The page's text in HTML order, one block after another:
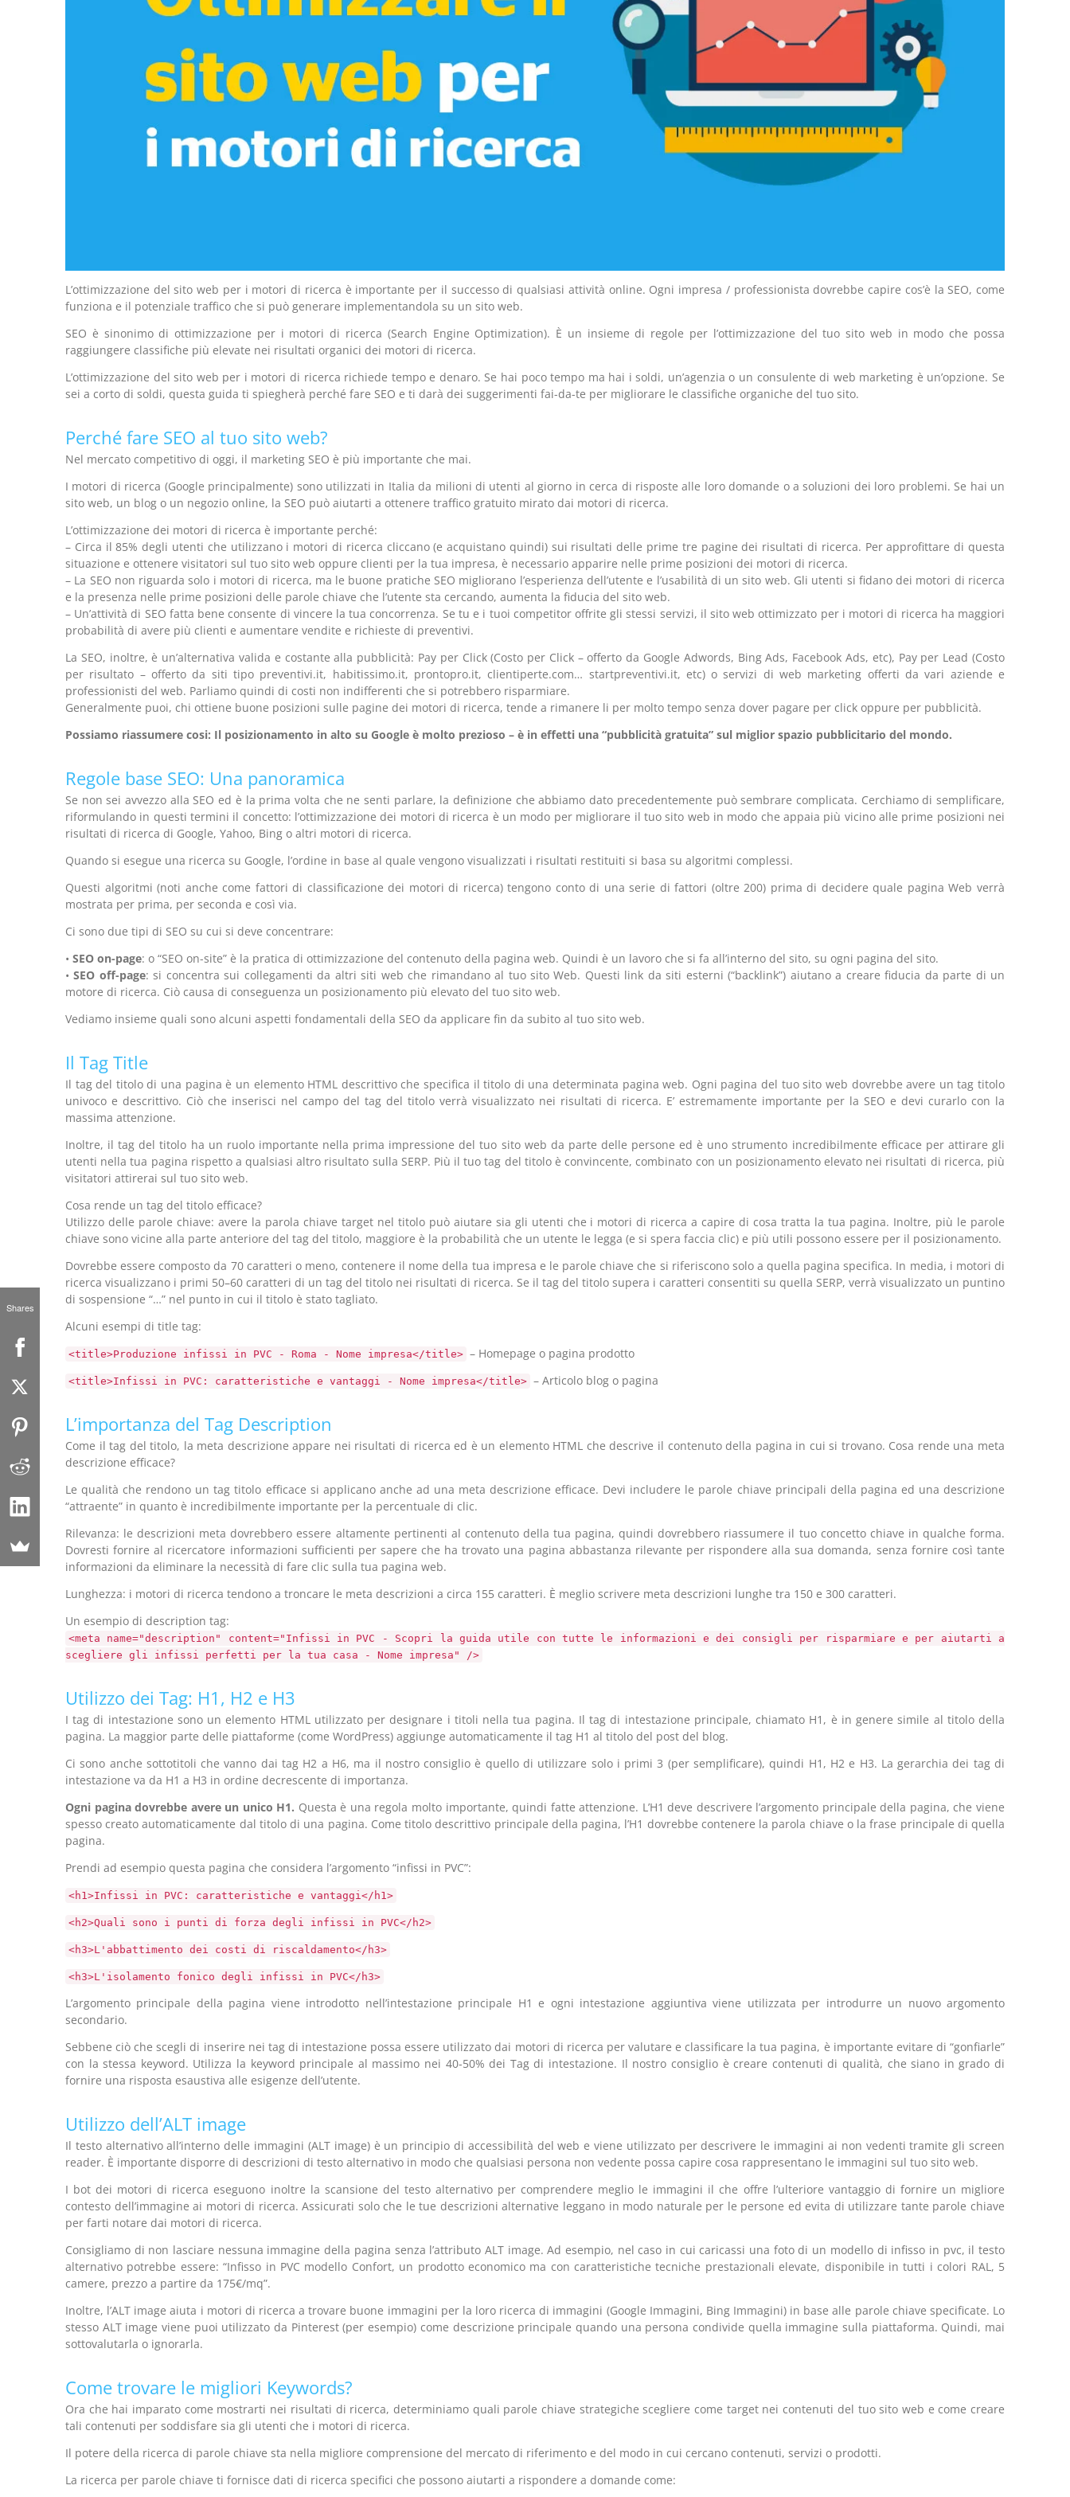
L’ottimizzazione del sito web per i motori di ricerca è importante per il successo di qualsiasi attività online. Ogni impresa / professionista dovrebbe capire cos’è la SEO, come
funziona e il potenziale traffico che si può generare implementandola su un sito web.
SEO è sinonimo di ottimizzazione per i motori di ricerca (Search Engine Optimization). È un insieme di regole per l’ottimizzazione del tuo sito web in modo che possa
raggiungere classifiche più elevate nei risultati organici dei motori di ricerca.
L’ottimizzazione del sito web per i motori di ricerca richiede tempo e denaro. Se hai poco tempo ma hai i soldi, un’agenzia o un consulente di web marketing è un’opzione. Se
sei a corto di soldi, questa guida ti spiegherà perché fare SEO e ti darà dei suggerimenti fai-da-te per migliorare le classifiche organiche del tuo sito.
Perché fare SEO al tuo sito web?
Nel mercato competitivo di oggi, il marketing SEO è più importante che mai.
I motori di ricerca (Google principalmente) sono utilizzati in Italia da milioni di utenti al giorno in cerca di risposte alle loro domande o a soluzioni dei loro problemi. Se hai un
sito web, un blog o un negozio online, la SEO può aiutarti a ottenere traffico gratuito mirato dai motori di ricerca.
L’ottimizzazione dei motori di ricerca è importante perché:
– Circa il 85% degli utenti che utilizzano i motori di ricerca cliccano (e acquistano quindi) sui risultati delle prime tre pagine dei risultati di ricerca. Per approfittare di questa
situazione e ottenere visitatori sul tuo sito web oppure clienti per la tua impresa, è necessario apparire nelle prime posizioni dei motori di ricerca.
– La SEO non riguarda solo i motori di ricerca, ma le buone pratiche SEO migliorano l’esperienza dell’utente e l’usabilità di un sito web. Gli utenti si fidano dei motori di ricerca
e la presenza nelle prime posizioni delle parole chiave che l’utente sta cercando, aumenta la fiducia del sito web.
– Un’attività di SEO fatta bene consente di vincere la tua concorrenza. Se tu e i tuoi competitor offrite gli stessi servizi, il sito web ottimizzato per i motori di ricerca ha maggiori
probabilità di avere più clienti e aumentare vendite e richieste di preventivi.
La SEO, inoltre, è un’alternativa valida e costante alla pubblicità: Pay per Click (Costo per Click – offerto da Google Adwords, Bing Ads, Facebook Ads, etc), Pay per Lead (Costo
per risultato – offerto da siti tipo preventivi.it, habitissimo.it, prontopro.it, clientiperte.com… startpreventivi.it, etc) o servizi di web marketing offerti da vari aziende e
professionisti del web. Parliamo quindi di costi non indifferenti che si potrebbero risparmiare.
Generalmente puoi, chi ottiene buone posizioni sulle pagine dei motori di ricerca, tende a rimanere li per molto tempo senza dover pagare per click oppure per pubblicità.
Possiamo riassumere cosi: Il posizionamento in alto su Google è molto prezioso – è in effetti una “pubblicità gratuita” sul miglior spazio pubblicitario del mondo.
Regole base SEO: Una panoramica
Se non sei avvezzo alla SEO ed è la prima volta che ne senti parlare, la definizione che abbiamo dato precedentemente può sembrare complicata. Cerchiamo di semplificare,
riformulando in questi termini il concetto: l’ottimizzazione dei motori di ricerca è un modo per migliorare il tuo sito web in modo che appaia più vicino alle prime posizioni nei
risultati di ricerca di Google, Yahoo, Bing o altri motori di ricerca.
Quando si esegue una ricerca su Google, l’ordine in base al quale vengono visualizzati i risultati restituiti si basa su algoritmi complessi.
Questi algoritmi (noti anche come fattori di classificazione dei motori di ricerca) tengono conto di una serie di fattori (oltre 200) prima di decidere quale pagina Web verrà
mostrata per prima, per seconda e così via.
Ci sono due tipi di SEO su cui si deve concentrare:
• SEO on-page: o “SEO on-site” è la pratica di ottimizzazione del contenuto della pagina web. Quindi è un lavoro che si fa all’interno del sito, su ogni pagina del sito.
•SEO off-page: si concentra sui collegamenti da altri siti web che rimandano al tuo sito Web. Questi link da siti esterni (“backlink”) aiutano a creare fiducia da parte di un
motore di ricerca. Ciò causa di conseguenza un posizionamento più elevato del tuo sito web.
Vediamo insieme quali sono alcuni aspetti fondamentali della SEO da applicare fin da subito al tuo sito web.
Il Tag Title
Il tag del titolo di una pagina è un elemento HTML descrittivo che specifica il titolo di una determinata pagina web. Ogni pagina del tuo sito web dovrebbe avere un tag titolo
univoco e descrittivo. Ciò che inserisci nel campo del tag del titolo verrà visualizzato nei risultati di ricerca. E’ estremamente importante per la SEO e devi curarlo con la
massima attenzione.
Inoltre, il tag del titolo ha un ruolo importante nella prima impressione del tuo sito web da parte delle persone ed è uno strumento incredibilmente efficace per attirare gli
utenti nella tua pagina rispetto a qualsiasi altro risultato sulla SERP. Più il tuo tag del titolo è convincente, combinato con un posizionamento elevato nei risultati di ricerca, più
visitatori attirerai sul tuo sito web.
Cosa rende un tag del titolo efficace?
Utilizzo delle parole chiave: avere la parola chiave target nel titolo può aiutare sia gli utenti che i motori di ricerca a capire di cosa tratta la tua pagina. Inoltre, più le parole
chiave sono vicine alla parte anteriore del tag del titolo, maggiore è la probabilità che un utente le legga (e si spera faccia clic) e più utili possono essere per il posizionamento.
Dovrebbe essere composto da 70 caratteri o meno, contenere il nome della tua impresa e le parole chiave che si riferiscono solo a quella pagina specifica. In media, i motori di
ricerca visualizzano i primi 50–60 caratteri di un tag del titolo nei risultati di ricerca. Se il tag del titolo supera i caratteri consentiti su quella SERP, verrà visualizzato un puntino
di sospensione “…” nel punto in cui il titolo è stato tagliato.
Alcuni esempi di title tag:
<title>Produzione infissi in PVC - Roma - Nome impresa</title> – Homepage o pagina prodotto
<title>Infissi in PVC: caratteristiche e vantaggi - Nome impresa</title> – Articolo blog o pagina
L’importanza del Tag Description
Come il tag del titolo, la meta descrizione appare nei risultati di ricerca ed è un elemento HTML che descrive il contenuto della pagina in cui si trovano. Cosa rende una meta
descrizione efficace?
Le qualità che rendono un tag titolo efficace si applicano anche ad una meta descrizione efficace. Devi includere le parole chiave principali della pagina ed una descrizione
“attraente” in quanto è incredibilmente importante per la percentuale di clic.
Rilevanza: le descrizioni meta dovrebbero essere altamente pertinenti al contenuto della tua pagina, quindi dovrebbero riassumere il tuo concetto chiave in qualche forma.
Dovresti fornire al ricercatore informazioni sufficienti per sapere che ha trovato una pagina abbastanza rilevante per rispondere alla sua domanda, senza fornire così tante
informazioni da eliminare la necessità di fare clic sulla tua pagina web.
Lunghezza: i motori di ricerca tendono a troncare le meta descrizioni a circa 155 caratteri. È meglio scrivere meta descrizioni lunghe tra 150 e 300 caratteri.
Un esempio di description tag:
<meta name="description" content="Infissi in PVC - Scopri la guida utile con tutte le informazioni e dei consigli per risparmiare e per aiutarti a
scegliere gli infissi perfetti per la tua casa - Nome impresa" />
Utilizzo dei Tag: H1, H2 e H3
I tag di intestazione sono un elemento HTML utilizzato per designare i titoli nella tua pagina. Il tag di intestazione principale, chiamato H1, è in genere simile al titolo della
pagina. La maggior parte delle piattaforme (come WordPress) aggiunge automaticamente il tag H1 al titolo del post del blog.
Ci sono anche sottotitoli che vanno dai tag H2 a H6, ma il nostro consiglio è quello di utilizzare solo i primi 3 (per semplificare), quindi H1, H2 e H3. La gerarchia dei tag di
intestazione va da H1 a H3 in ordine decrescente di importanza.
Ogni pagina dovrebbe avere un unico H1. Questa è una regola molto importante, quindi fatte attenzione. L’H1 deve descrivere l’argomento principale della pagina, che viene
spesso creato automaticamente dal titolo di una pagina. Come titolo descrittivo principale della pagina, l’H1 dovrebbe contenere la parola chiave o la frase principale di quella
pagina.
Prendi ad esempio questa pagina che considera l’argomento “infissi in PVC”:
<h1>Infissi in PVC: caratteristiche e vantaggi</h1>
<h2>Quali sono i punti di forza degli infissi in PVC</h2>
<h3>L'abbattimento dei costi di riscaldamento</h3>
<h3>L'isolamento fonico degli infissi in PVC</h3>
L’argomento principale della pagina viene introdotto nell’intestazione principale H1 e ogni intestazione aggiuntiva viene utilizzata per introdurre un nuovo argomento
secondario.
Sebbene ciò che scegli di inserire nei tag di intestazione possa essere utilizzato dai motori di ricerca per valutare e classificare la tua pagina, è importante evitare di “gonfiarle”
con la stessa keyword. Utilizza la keyword principale al massimo nei 40-50% dei Tag di intestazione. Il nostro consiglio è creare contenuti di qualità, che siano in grado di
fornire una risposta esaustiva alle esigenze dell’utente.
Utilizzo dell’ALT image
Il testo alternativo all’interno delle immagini (ALT image) è un principio di accessibilità del web e viene utilizzato per descrivere le immagini ai non vedenti tramite gli screen
reader. È importante disporre di descrizioni di testo alternativo in modo che qualsiasi persona non vedente possa capire cosa rappresentano le immagini sul tuo sito web.
I bot dei motori di ricerca eseguono inoltre la scansione del testo alternativo per comprendere meglio le immagini il che offre l’ulteriore vantaggio di fornire un migliore
contesto dell’immagine ai motori di ricerca. Assicurati solo che le tue descrizioni alternative leggano in modo naturale per le persone ed evita di utilizzare tante parole chiave
per farti notare dai motori di ricerca.
Consigliamo di non lasciare nessuna immagine della pagina senza l’attributo ALT image. Ad esempio, nel caso in cui caricassi una foto di un modello di infisso in pvc, il testo
alternativo potrebbe essere: “Infisso in PVC modello Confort, un prodotto economico ma con caratteristiche tecniche prestazionali elevate, disponibile in tutti i colori RAL, 5
camere, prezzo a partire da 175€/mq”.
Inoltre, l’ALT image aiuta i motori di ricerca a trovare buone immagini per la loro ricerca di immagini (Google Immagini, Bing Immagini) in base alle parole chiave specificate. Lo
stesso ALT image viene puoi utilizzato da Pinterest (per esempio) come descrizione principale quando una persona condivide quella immagine sulla piattaforma. Quindi, mai
sottovalutarla o ignorarla.
Come trovare le migliori Keywords?
Ora che hai imparato come mostrarti nei risultati di ricerca, determiniamo quali parole chiave strategiche scegliere come target nei contenuti del tuo sito web e come creare
tali contenuti per soddisfare sia gli utenti che i motori di ricerca.
Il potere della ricerca di parole chiave sta nella migliore comprensione del mercato di riferimento e del modo in cui cercano contenuti, servizi o prodotti.
La ricerca per parole chiave ti fornisce dati di ricerca specifici che possono aiutarti a rispondere a domande come:
Shares